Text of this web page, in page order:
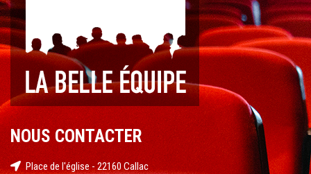
NOUS CONTACTER
Place de l'église - 22160 Callac